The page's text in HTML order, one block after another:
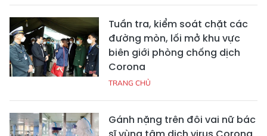
Tuần tra, kiểm soát chặt các
đường mòn, lối mở khu vực
biên giới phòng chống dịch
Corona
TRANG CHỦ
Gánh nặng trên đôi vai nữ bác